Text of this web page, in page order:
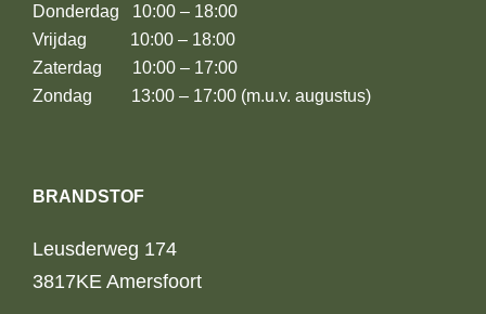
Donderdag 10:00 – 18:00
Vrijdag 10:00 – 18:00
Zaterdag 10:00 – 17:00
Zondag 13:00 – 17:00 (m.u.v. augustus)
BRANDSTOF
Leusderweg 174
3817KE Amersfoort